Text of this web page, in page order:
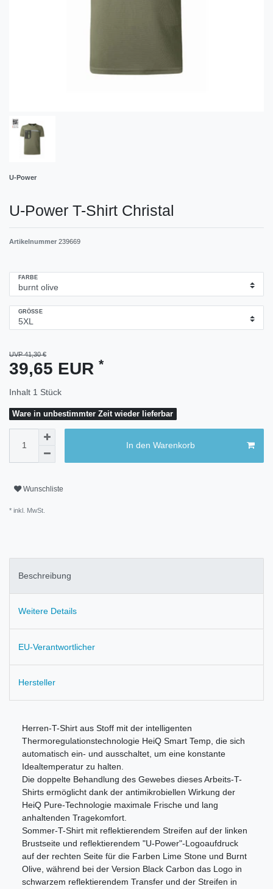
U-Power
U-Power T-Shirt Christal
Artikelnummer 239669
FARBE
GRÖSSE
UVP 41,30 €
39,65 EUR *
Inhalt 1 Stück
Ware in unbestimmter Zeit wieder lieferbar
In den Warenkorb
Wunschliste
* inkl. MwSt.
Beschreibung
Weitere Details
EU-Verantwortlicher
Hersteller
Herren-T-Shirt aus Stoff mit der intelligenten
Thermoregulationstechnologie HeiQ Smart Temp, die sich
automatisch ein- und ausschaltet, um eine konstante
Idealtemperatur zu halten.
Die doppelte Behandlung des Gewebes dieses Arbeits-T-
Shirts ermöglicht dank der antimikrobiellen Wirkung der
HeiQ Pure-Technologie maximale Frische und lang
anhaltenden Tragekomfort.
Sommer-T-Shirt mit reflektierendem Streifen auf der linken
Brustseite und reflektierendem "U-Power"-Logoaufdruck
auf der rechten Seite für die Farben Lime Stone und Burnt
Olive, während bei der Version Black Carbon das Logo in
schwarzem reflektierendem Transfer und der Streifen in